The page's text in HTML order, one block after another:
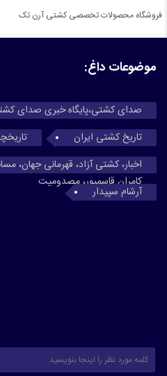
فروشگاه محصولات تخصصی کشتی آرن تک
موضوعات داغ:
صدای کشتی،پایگاه خبری صدای
تاریخ کشتی ایران
اخبار، کشتی آزاد، قهرمانی جهان،
کامران قاسمپور، مصدومیت
آرشام سپیدار